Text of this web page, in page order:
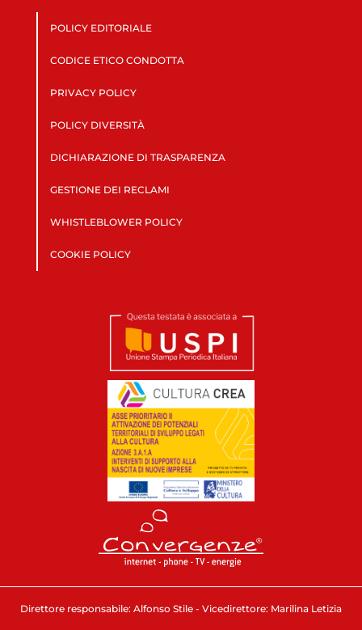
POLICY EDITORIALE
CODICE ETICO CONDOTTA
PRIVACY POLICY
POLICY DIVERSITÀ
DICHIARAZIONE DI TRASPARENZA
GESTIONE DEI RECLAMI
WHISTLEBLOWER POLICY
COOKIE POLICY
Direttore responsabile: Alfonso Stile - Vicedirettore: Marilina Letizia